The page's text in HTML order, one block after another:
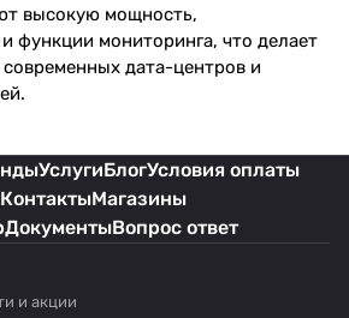
высокую мощность,
функции мониторинга, что делает
дата-центров и
УслугиБлогУсловия оплаты
КонтактыМагазины
ДокументыВопрос ответ
и акции